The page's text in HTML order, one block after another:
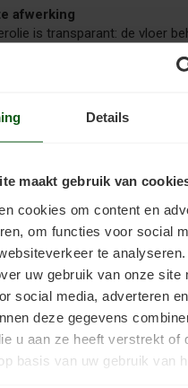
Details
maakt gebruik van
cookies om content en
om functies voor social
te
uw gebruik van onze site
social media, adverteren
deze gegevens
u aan ze heeft verstrekt of
basis van uw gebruik van
afwerking
is transparant: de vloer
maar wordt stofvrij en
schone, droge en stofvrije
contact op, we adviseren